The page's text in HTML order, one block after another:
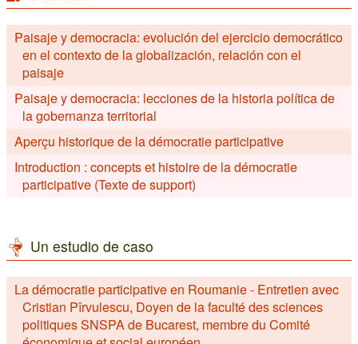
Paisaje y democracia: evolución del ejercicio democrático
en el contexto de la globalización, relación con el
paisaje
Paisaje y democracia: lecciones de la historia política de
la gobernanza territorial
Aperçu historique de la démocratie participative
Introduction : concepts et histoire de la démocratie
participative (Texte de support)
Un estudio de caso
La démocratie participative en Roumanie - Entretien avec
Cristian Pîrvulescu, Doyen de la faculté des sciences
politiques SNSPA de Bucarest, membre du Comité